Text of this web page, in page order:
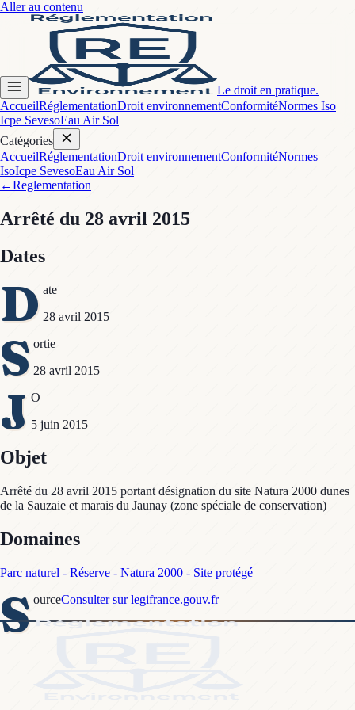
Aller au contenu
Le droit en pratique.
AccueilRéglementationDroit environnementConformitéNormes Iso
Icpe SevesoEau Air Sol
Catégories
AccueilRéglementationDroit environnementConformitéNormes
IsoIcpe SevesoEau Air Sol
←Reglementation
Arrêté du 28 avril 2015
Dates
D ate
28 avril 2015
S ortie
28 avril 2015
J O
5 juin 2015
Objet
Arrêté du 28 avril 2015 portant désignation du site Natura 2000 dunes
de la Sauzaie et marais du Jaunay (zone spéciale de conservation)
Domaines
Parc naturel - Réserve - Natura 2000 - Site protégé
S ourceConsulter sur legifrance.gouv.fr